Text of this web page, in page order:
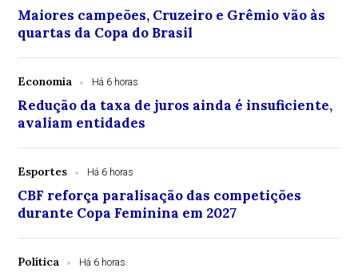
Maiores campeões, Cruzeiro e Grêmio vão às
quartas da Copa do Brasil
Economia Há 6 horas
Redução da taxa de juros ainda é insuficiente,
avaliam entidades
Esportes Há 6 horas
CBF reforça paralisação das competições
durante Copa Feminina em 2027
Política Há 6 horas